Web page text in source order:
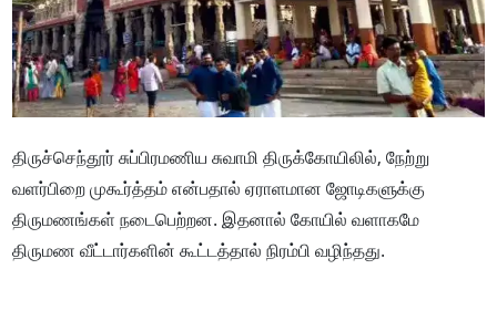
திருச்செந்தூர் சுப்பிரமணிய சுவாமி திருக்கோயிலில், நேற்று
வளர்பிறை முகூர்த்தம் என்பதால் ஏராளமான ஜோடிகளுக்கு
திருமணங்கள் நடைபெற்றன. இதனால் கோயில் வளாகமே
திருமண வீட்டார்களின் கூட்டத்தால் நிரம்பி வழிந்தது.